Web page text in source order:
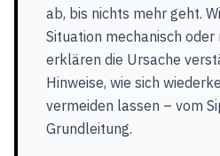
ab, bis nichts mehr geht.
Situation mechanisch
erklären die Ursache
Hinweise, wie sich
vermeiden lassen – vom
Grundleitung.